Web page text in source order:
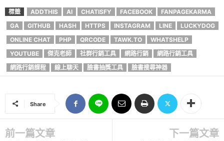
標籤 ADDTHIS AI CHATISFY FACEBOOK
FANPAGEKARMA
GA
GITHUB HASH HTTPS INSTAGRAM LINE
LUCKYDOG
ONLINE CHAT
PHP QRCODE TAWK.TO
WHATSHELP
YOUTUBE
傑克老師 社群行銷工具 網路行銷
網路行銷工具
網路行銷課程
線上聊天 臉書抽獎工具 臉書搜尋神器
Share
前一篇文章 下一篇文章